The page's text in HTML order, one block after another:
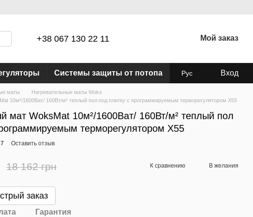
+38 067 130 22 11 Мой заказ
Системы защиты от потопа Рус Вход
маты
Нагревательные маты Woks
10м²/1600Ват/ 160Вт/м² теплый пол под плитку c программируемым терморегулятором Х55
мат WoksMat 10м²/1600Ват/ 160Вт/м² теплый пол
терморегулятором Х55
Оставить отзыв
18 162 грн К сравнению В желания
заказ
Гарантия